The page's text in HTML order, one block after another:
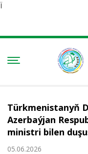
Ï
Türkmenistanyň
Azerbaýjan
ministri bilen
05.06.2026